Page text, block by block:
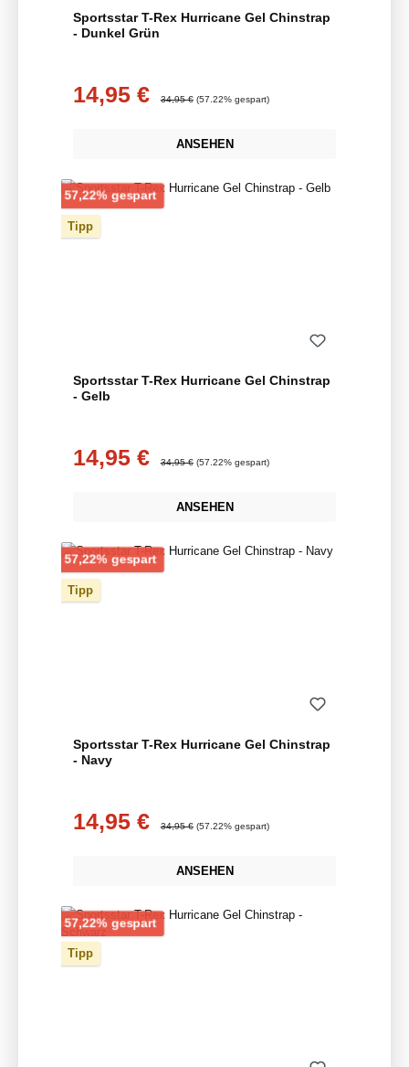
Sportsstar T-Rex Hurricane Gel Chinstrap
- Dunkel Grün
Verkaufspreis:
14,95 € 34,95 € (57.22% gespart)
ANSEHEN
57,22% gespartRabatt
Tipp
Sportsstar T-Rex Hurricane Gel Chinstrap
- Gelb
Verkaufspreis:
14,95 € Regulärer Preis:
34,95 € (57.22% gespart)
ANSEHEN
57,22% gespartRabatt
Tipp
Sportsstar T-Rex Hurricane Gel Chinstrap
- Navy
Verkaufspreis:
14,95 € Regulärer Preis:
34,95 € (57.22% gespart)
ANSEHEN
57,22% gespartRabatt
Tipp